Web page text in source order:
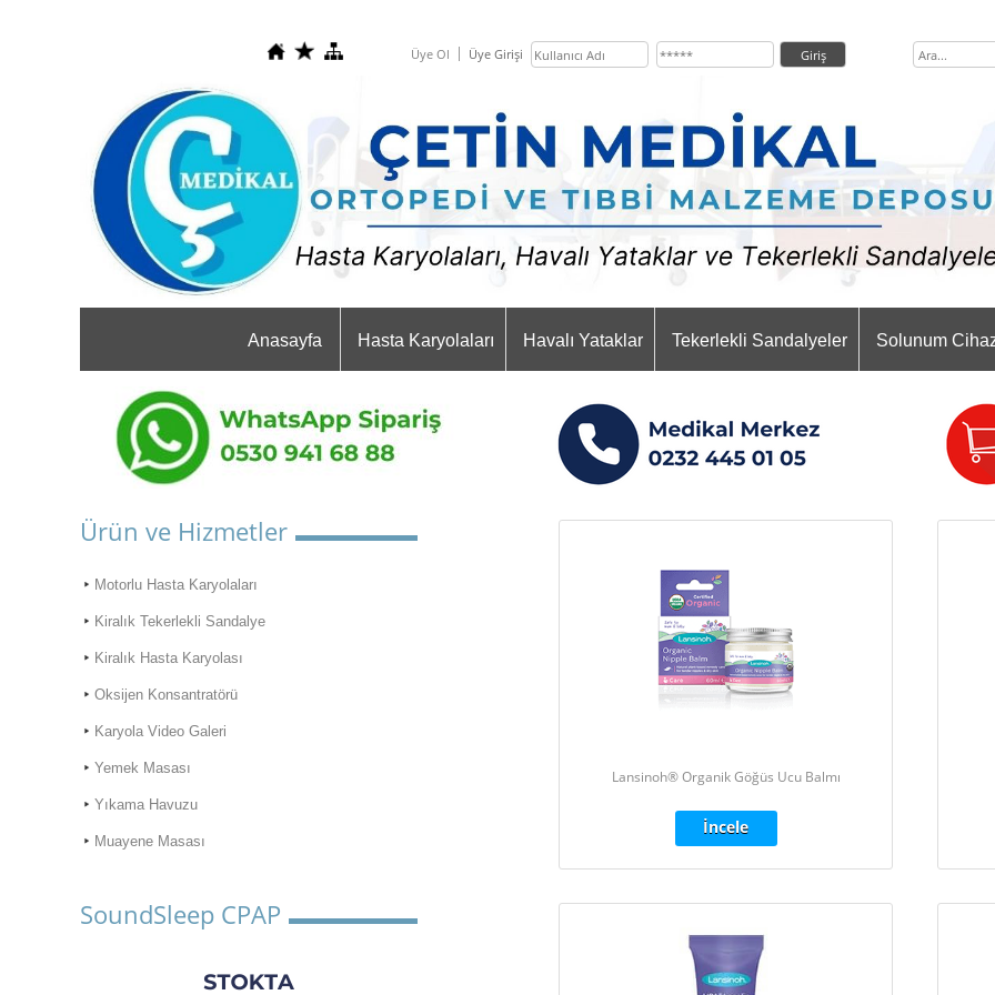
Üye Ol Üye Girişi
Anasayfa Hasta Karyolaları Havalı Yataklar Tekerlekli Sandalyeler Solunum
Ürün ve Hizmetler
Motorlu Hasta Karyolaları
Kiralık Tekerlekli Sandalye
Kiralık Hasta Karyolası
Oksijen Konsantratörü
Karyola Video Galeri
Yemek Masası
Yıkama Havuzu
Muayene Masası
SoundSleep CPAP
Lansinoh® Organik Göğüs Ucu Balmı
İncele